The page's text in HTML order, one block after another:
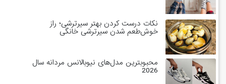
نکات درست کردن بهتر سیرترشی؛ راز
خوش‌طعم شدن سیرترشی خانگی
محبوبترین مدل‌های نیوبالانس مردانه سال
2026